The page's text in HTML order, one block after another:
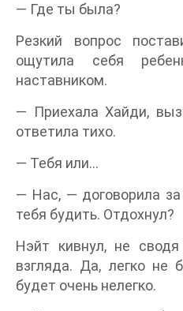
— Где ты была?
Резкий вопрос
ощутила себя
наставником.
— Приехала Хайди,
ответила тихо.
— Тебя или…
— Нас, — договорила
тебя будить. Отдохнул?
Нэйт кивнул, не
взгляда. Да, легко не
будет очень нелегко.